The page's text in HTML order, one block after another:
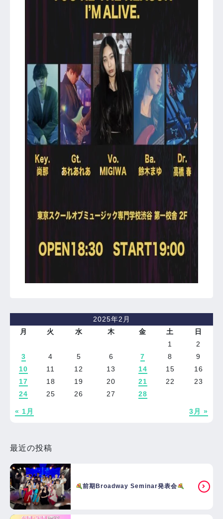
2025年2月
月
火 水 木 金 土 日
« 1月 3月 »
1
2
3
4 5 6 7 8
9
10
11 12 13 14 15
16
17
18 19 20 21 22
23
24
25 26 27 28
最近の投稿
前期Broadway Seminar発表会